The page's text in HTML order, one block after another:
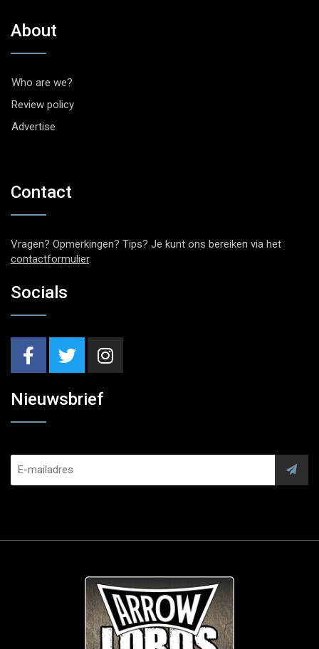
About
Who are we?
Review policy
Advertise
Contact
Vragen? Opmerkingen? Tips? Je kunt ons bereiken via het
contactformulier.
Socials
Nieuwsbrief